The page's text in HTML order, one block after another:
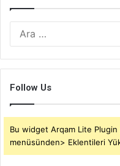
Follow Us
Bu widget Arqam Lite Plugin
menüsünden> Eklentileri